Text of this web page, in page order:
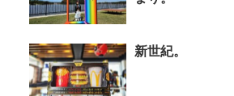
新世紀。